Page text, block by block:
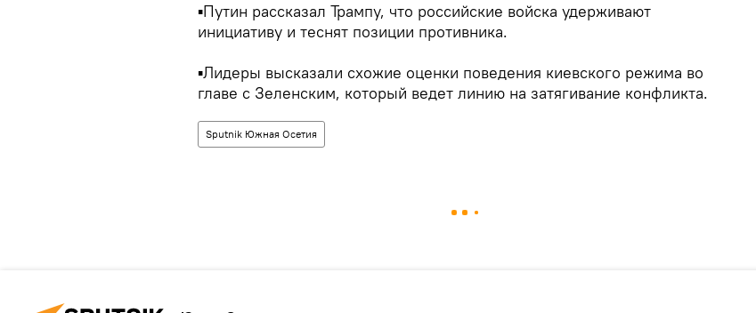
▪Путин рассказал Трампу, что российские войска удерживают
инициативу и теснят позиции противника.
▪Лидеры высказали схожие оценки поведения киевского режима во
главе с Зеленским, который ведет линию на затягивание конфликта.
Sputnik Южная Осетия